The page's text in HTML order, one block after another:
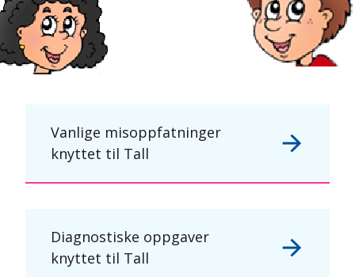
Vanlige misoppfatninger
knyttet til Tall
Diagnostiske oppgaver
knyttet til Tall